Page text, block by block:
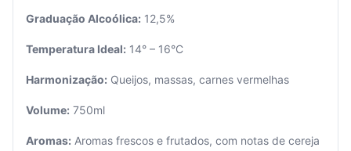
Seu
carrinho
vazio.
Adicione
Graduação Alcoólica: 12,5%
Temperatura Ideal: 14° – 16°C
Harmonização: Queijos, massas, carnes vermelhas
Volume: 750ml
Aromas: Aromas frescos e frutados, com notas de cereja